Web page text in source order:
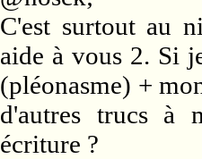
C'est surtout au
aide à vous 2. Si
(pléonasme) +
d'autres trucs à
écriture ?